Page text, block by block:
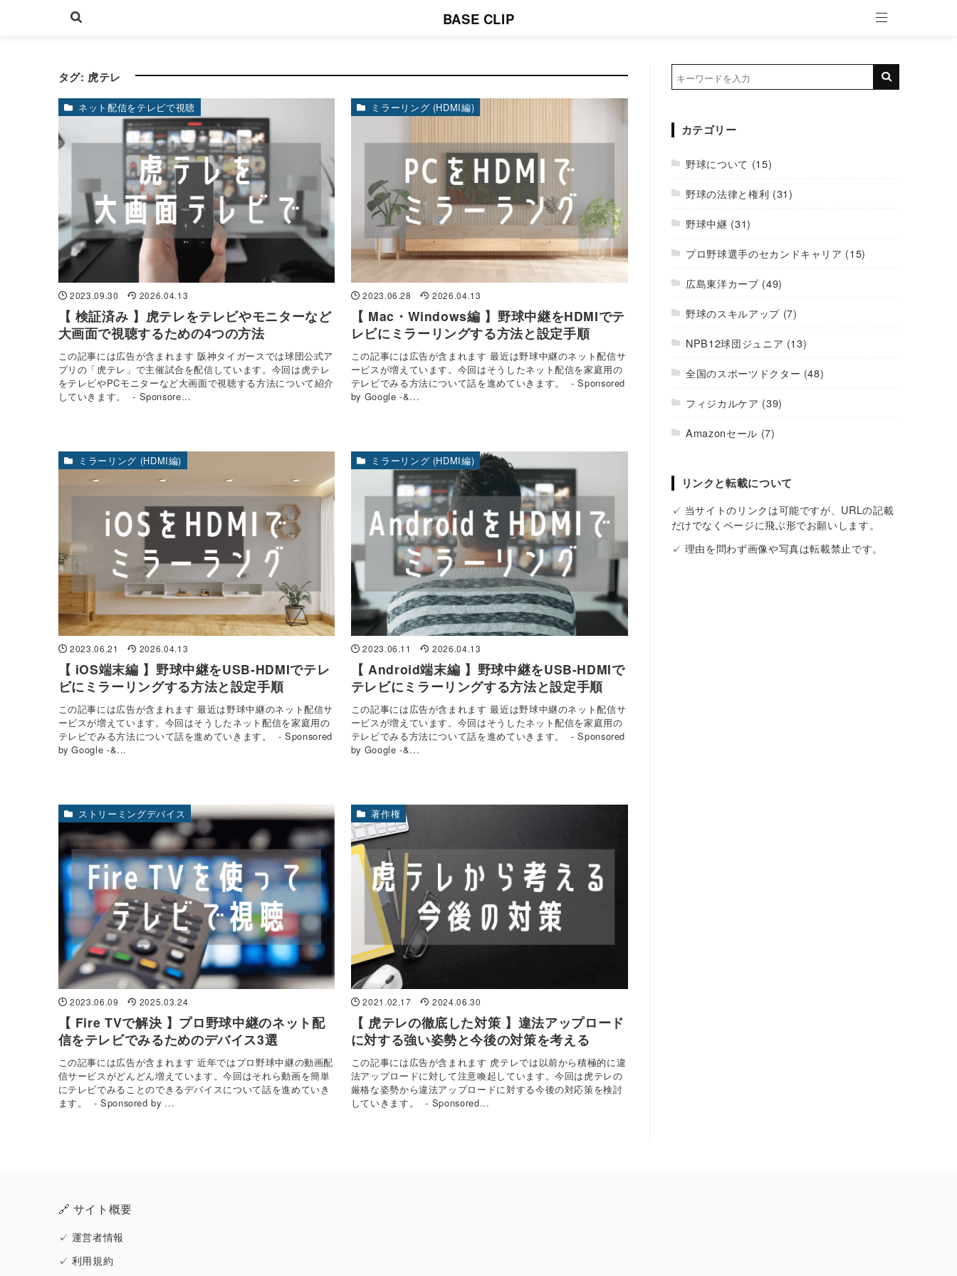
BASE CLIP
タグ: 虎テレ
2023.09.30 2026.04.13
【 検証済み 】虎テレをテレビやモニターなど
大画面で視聴するための4つの方法
この記事には広告が含まれます 阪神タイガースでは球団公式ア
プリの「虎テレ」で主催試合を配信しています。今回は虎テレ
をテレビやPCモニターなど大画面で視聴する方法について紹介
していきます。 - Sponsore...
ネット配信をテレビで視聴
2023.06.28 2026.04.13
【 Mac・Windows編 】野球中継をHDMIでテ
レビにミラーリングする方法と設定手順
この記事には広告が含まれます 最近は野球中継のネット配信サ
ービスが増えています。今回はそうしたネット配信を家庭用の
テレビでみる方法について話を進めていきます。 - Sponsored
by Google -&...
ミラーリング (HDMI編)
2023.06.21 2026.04.13
【 iOS端末編 】野球中継をUSB-HDMIでテレ
ビにミラーリングする方法と設定手順
この記事には広告が含まれます 最近は野球中継のネット配信サ
ービスが増えています。今回はそうしたネット配信を家庭用の
テレビでみる方法について話を進めていきます。 - Sponsored
by Google -&...
ミラーリング (HDMI編)
2023.06.11 2026.04.13
【 Android端末編 】野球中継をUSB-HDMIで
テレビにミラーリングする方法と設定手順
この記事には広告が含まれます 最近は野球中継のネット配信サ
ービスが増えています。今回はそうしたネット配信を家庭用の
テレビでみる方法について話を進めていきます。 - Sponsored
by Google -&...
ミラーリング (HDMI編)
2023.06.09 2025.03.24
【 Fire TVで解決 】プロ野球中継のネット配
信をテレビでみるためのデバイス3選
この記事には広告が含まれます 近年ではプロ野球中継の動画配
信サービスがどんどん増えています。今回はそれら動画を簡単
にテレビでみることのできるデバイスについて話を進めていき
ます。 - Sponsored by ...
ストリーミングデバイス
2021.02.17 2024.06.30
【 虎テレの徹底した対策 】違法アップロード
に対する強い姿勢と今後の対策を考える
この記事には広告が含まれます 虎テレでは以前から積極的に違
法アップロードに対して注意喚起しています。今回は虎テレの
厳格な姿勢から違法アップロードに対する今後の対応策を検討
していきます。 - Sponsored...
著作権
カテゴリー
野球について (15)
野球の法律と権利 (31)
野球中継 (31)
プロ野球選手のセカンドキャリア (15)
広島東洋カープ(49)
野球のスキルアップ(7)
NPB12球団ジュニア (13)
全国のスポーツドクター (48)
フィジカルケア (39)
Amazonセール (7)
リンクと転載について
✓ 当サイトのリンクは可能ですが、URLの記載
だけでなくページに飛ぶ形でお願いします。
✓ 理由を問わず画像や写真は転載禁止です。
🔗 サイト概要
✓ 運営者情報
✓ 利用規約